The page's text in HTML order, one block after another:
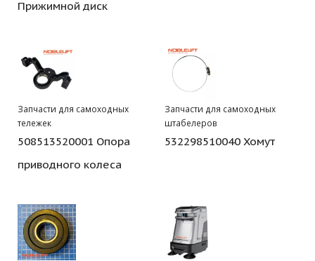
Прижимной диск
Запчасти для самоходных
тележек
508513520001 Опора
приводного колеса
Запчасти для самоходных
штабелеров
532298510040 Хомут